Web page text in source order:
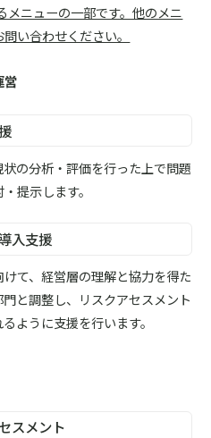
ニューの一部です。他のメニ
い合わせください。
営
の分析・評価を行った上で問題
提示します。
入支援
て、経営層の理解と協力を得た
と調整し、リスクアセスメント
ように支援を行います。
スメント